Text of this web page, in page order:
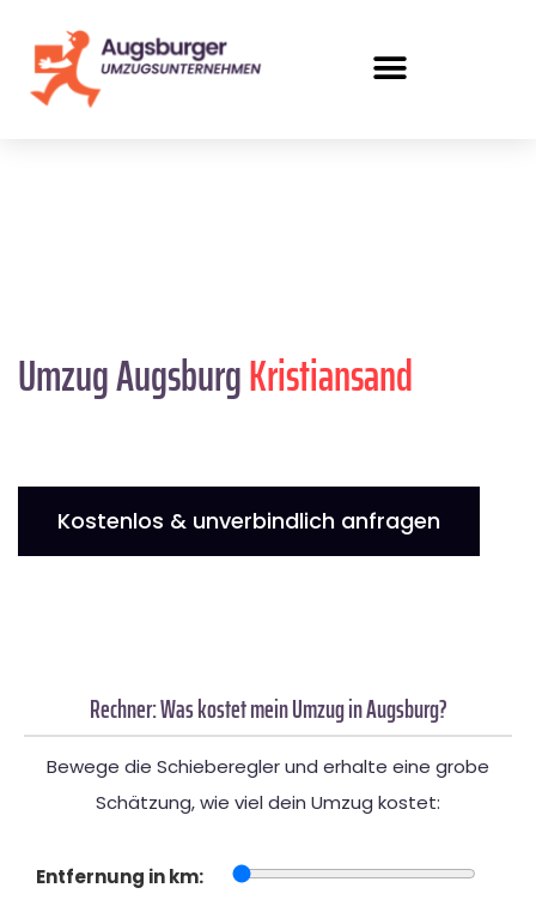
Umzug AugsburgKristiansand
Kostenlos & unverbindlich anfragen
Rechner: Was kostet mein Umzug in Augsburg?
Bewege die Schieberegler und erhalte eine grobe
Schätzung, wie viel dein Umzug kostet:
Entfernung in km: